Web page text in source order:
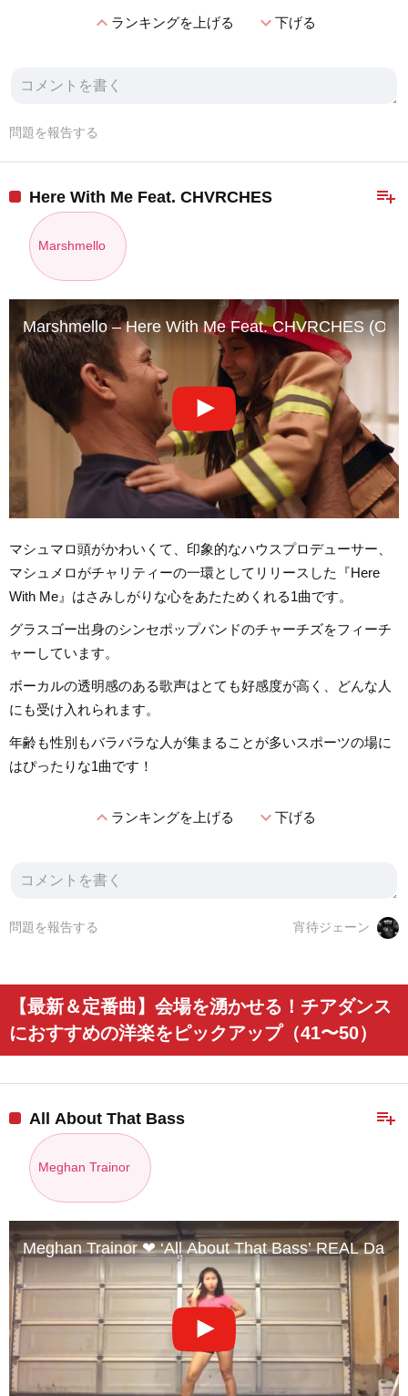
expand_lessランキングを上げる expand_more下げる
問題を報告する
playlist_add
Here With Me Feat. CHVRCHES
Marshmello
Marshmello – Here With Me Feat. CHVRCHES
マシュマロ頭がかわいくて、印象的なハウスプロデューサー、
マシュメロがチャリティーの一環としてリリースした『Here
With Me』はさみしがりな心をあたためくれる1曲です。
グラスゴー出身のシンセポップバンドのチャーチズをフィーチ
ャーしています。
ボーカルの透明感のある歌声はとても好感度が高く、どんな人
にも受け入れられます。
年齢も性別もバラバラな人が集まることが多いスポーツの場に
はぴったりな1曲です！
expand_lessランキングを上げる expand_more下げる
宵待ジェーン
問題を報告する
【最新＆定番曲】会場を湧かせる！チアダンス
におすすめの洋楽をピックアップ（41〜50）
playlist_add
All About That Bass
Meghan Trainor
Meghan Trainor ❤ ‘All About That Bass’ REAL